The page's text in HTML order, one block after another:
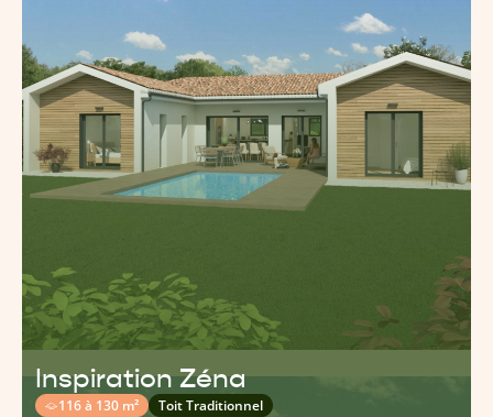
Inspiration Zéna
116 à 130 m² Toit Traditionnel